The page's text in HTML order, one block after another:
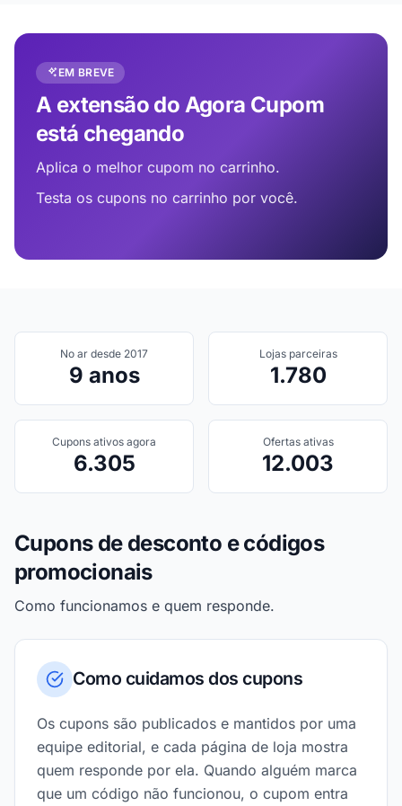
EM BREVE
A extensão do Agora Cupom
está chegando
Aplica o melhor cupom no carrinho.
Testa os cupons no carrinho por você.
No ar desde 2017
9 anos
Lojas parceiras
1.780
Cupons ativos agora
6.305
Ofertas ativas
12.003
Cupons de desconto e códigos
promocionais
Como funcionamos e quem responde.
Como cuidamos dos cupons
Os cupons são publicados e mantidos por uma
equipe editorial, e cada página de loja mostra
quem responde por ela. Quando alguém marca
que um código não funcionou, o cupom entra